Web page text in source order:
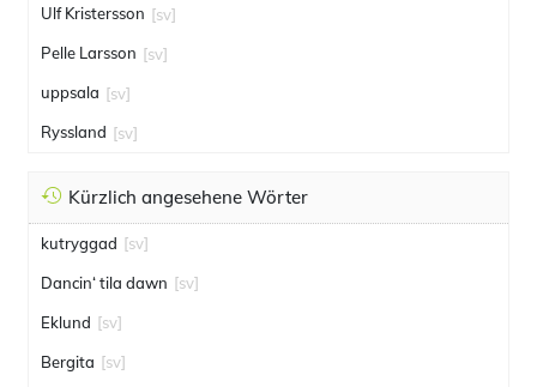
Ulf Kristersson [sv]
Pelle Larsson [sv]
uppsala [sv]
Ryssland [sv]
Kürzlich angesehene Wörter
kutryggad [sv]
Dancin‘ tila dawn [sv]
Eklund [sv]
Bergita [sv]